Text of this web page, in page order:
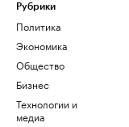
Рубрики
Политика
Экономика
Общество
Бизнес
Технологии и
медиа